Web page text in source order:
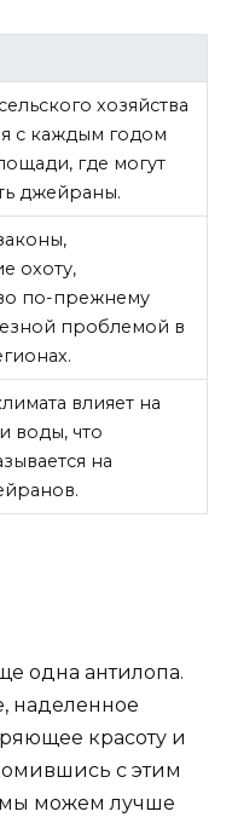
хозяйства
с каждым годом
где могут
джейраны.
охоту,
по-прежнему
проблемой в
влияет на
воды, что
на
одна антилопа.
наделенное
красоту и
с этим
можем лучше